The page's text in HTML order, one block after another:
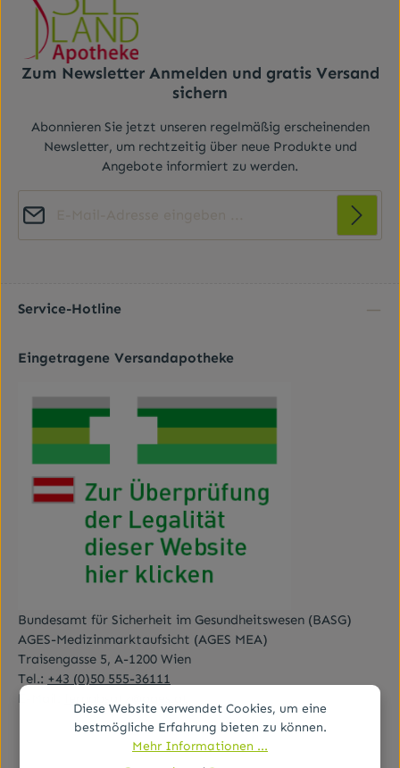
Zum Newsletter Anmelden und gratis Versand
sichern
Abonnieren Sie jetzt unseren regelmäßig erscheinenden
Newsletter, um rechtzeitig über neue Produkte und
Angebote informiert zu werden.
Kenntnis genommen und die
gelesen und bin
Service-Hotline
Eingetragene Versandapotheke
Bundesamt für Sicherheit im Gesundheitswesen (BASG)
AGES-Medizinmarktaufsicht (AGES MEA)
Traisengasse 5, A-1200 Wien
Tel.: +43 (0)50 555-36111
E-Mail:
Diese Website verwendet Cookies, um eine
bestmögliche Erfahrung bieten zu können.
Mehr Informationen ...